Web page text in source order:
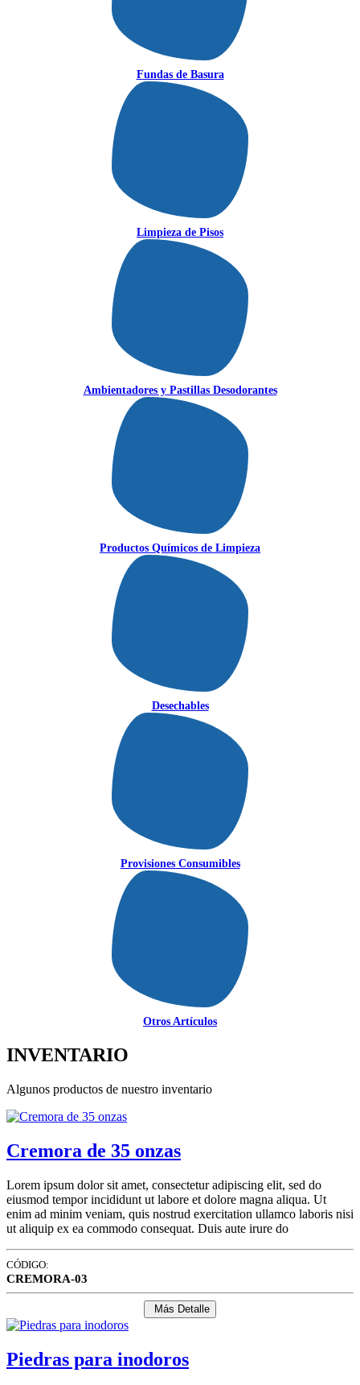
Fundas de Basura
Limpieza de Pisos
Ambientadores y Pastillas Desodorantes
Productos Químicos de Limpieza
Desechables
Provisiones Consumibles
Otros Artículos
INVENTARIO
Algunos productos de nuestro inventario
Cremora de 35 onzas
Lorem ipsum dolor sit amet, consectetur adipiscing elit, sed do
eiusmod tempor incididunt ut labore et dolore magna aliqua. Ut
enim ad minim veniam, quis nostrud exercitation ullamco laboris nisi
ut aliquip ex ea commodo consequat. Duis aute irure do
CÓDIGO:
CREMORA-03
Más Detalle
Piedras para inodoros